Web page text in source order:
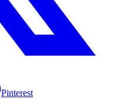
Pinterest